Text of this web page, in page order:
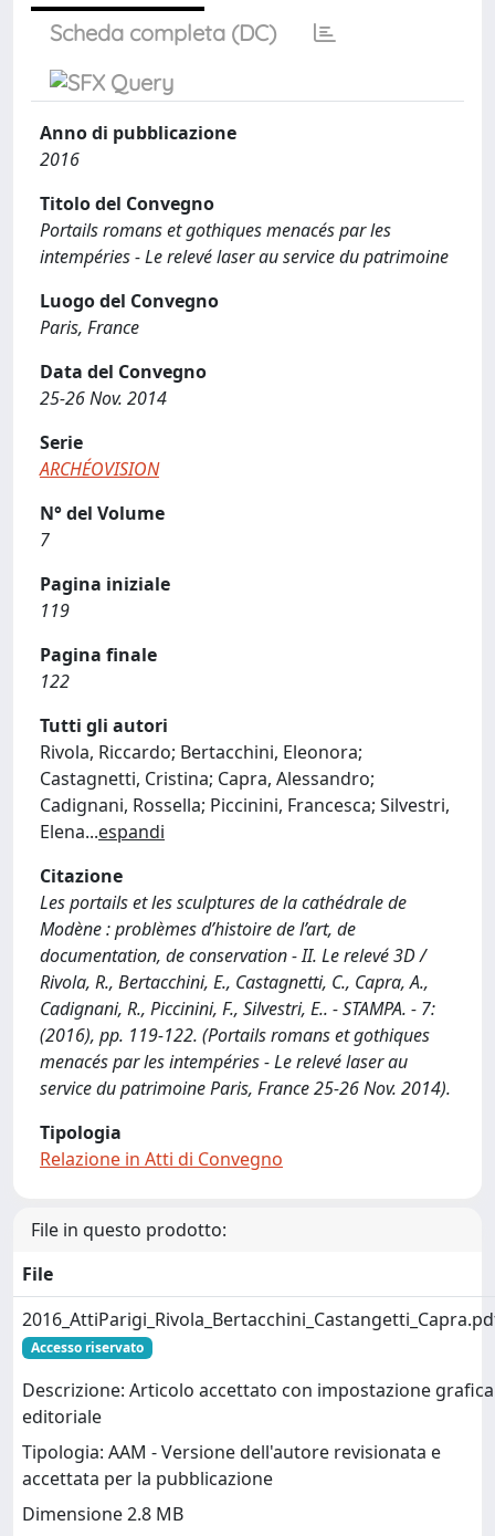
Scheda completa (DC)
Anno di pubblicazione
2016
Titolo del Convegno
Portails romans et gothiques menacés par les
intempéries - Le relevé laser au service du patrimoine
Luogo del Convegno
Paris, France
Data del Convegno
25-26 Nov. 2014
Serie
ARCHÉOVISION
N° del Volume
7
Pagina iniziale
119
Pagina finale
122
Tutti gli autori
Rivola, Riccardo; Bertacchini, Eleonora;
Castagnetti, Cristina; Capra, Alessandro;
Cadignani, Rossella; Piccinini, Francesca; Silvestri,
Elena...espandi
Citazione
Les portails et les sculptures de la cathédrale de
Modène : problèmes d’histoire de l’art, de
documentation, de conservation - II. Le relevé 3D /
Rivola, R., Bertacchini, E., Castagnetti, C., Capra, A.,
Cadignani, R., Piccinini, F., Silvestri, E.. - STAMPA. - 7:
(2016), pp. 119-122. (Portails romans et gothiques
menacés par les intempéries - Le relevé laser au
service du patrimoine Paris, France 25-26 Nov. 2014).
Tipologia
Relazione in Atti di Convegno
File in questo prodotto:
File
Accesso riservato
Descrizione: Articolo accettato con impostazione grafica
editoriale
Tipologia: AAM - Versione dell'autore revisionata e
accettata per la pubblicazione
Dimensione 2.8 MB